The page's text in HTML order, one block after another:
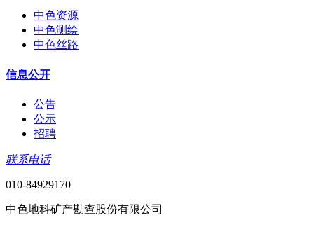
中色资源
中色测绘
中色丝路
信息公开
公告
公示
招聘
联系电话
010-84929170
中色地科矿产勘查股份有限公司